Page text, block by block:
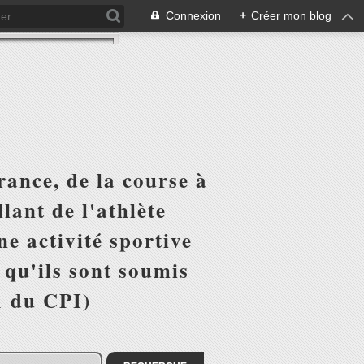
Connexion + Créer mon blog
de la course à
de l'athlète
activité sportive
sont soumis
du CPI)